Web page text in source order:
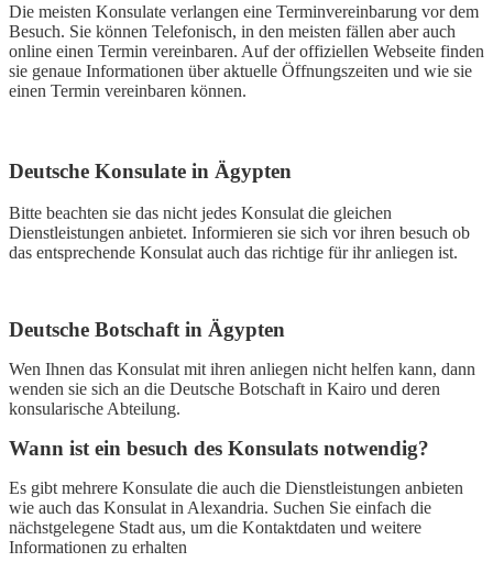
Die meisten Konsulate verlangen eine Terminvereinbarung vor dem
Besuch. Sie können Telefonisch, in den meisten fällen aber auch
online einen Termin vereinbaren. Auf der offiziellen Webseite finden
sie genaue Informationen über aktuelle Öffnungszeiten und wie sie
einen Termin vereinbaren können.
Deutsche Konsulate in Ägypten
Bitte beachten sie das nicht jedes Konsulat die gleichen
Dienstleistungen anbietet. Informieren sie sich vor ihren besuch ob
das entsprechende Konsulat auch das richtige für ihr anliegen ist.
Deutsche Botschaft in Ägypten
Wen Ihnen das Konsulat mit ihren anliegen nicht helfen kann, dann
wenden sie sich an die Deutsche Botschaft in Kairo und deren
konsularische Abteilung.
Wann ist ein besuch des Konsulats notwendig?
Es gibt mehrere Konsulate die auch die Dienstleistungen anbieten
wie auch das Konsulat in Alexandria. Suchen Sie einfach die
nächstgelegene Stadt aus, um die Kontaktdaten und weitere
Informationen zu erhalten